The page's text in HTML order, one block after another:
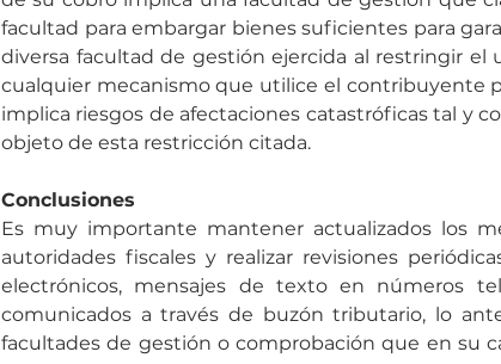
facultad para embargar bienes suficientes para
diversa facultad de gestión ejercida al restringir el
cualquier mecanismo que utilice el contribuyente
implica riesgos de afectaciones catastróficas tal y
objeto de esta restricción citada.
Conclusiones
Es muy importante mantener actualizados los
autoridades fiscales y realizar revisiones
electrónicos, mensajes de texto en números
comunicados a través de buzón tributario, lo
facultades de gestión o comprobación que en su